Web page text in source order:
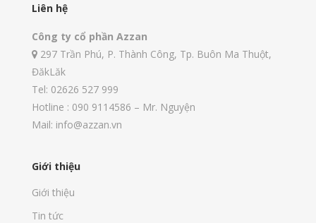
Liên hệ
Công ty cổ phần Azzan
297 Trần Phú, P. Thành Công, Tp. Buôn Ma Thuột,
ĐăkLăk
Tel: 02626 527 999
Hotline : 090 9114586 – Mr. Nguyện
Mail: info@azzan.vn
Giới thiệu
Giới thiệu
Tin tức